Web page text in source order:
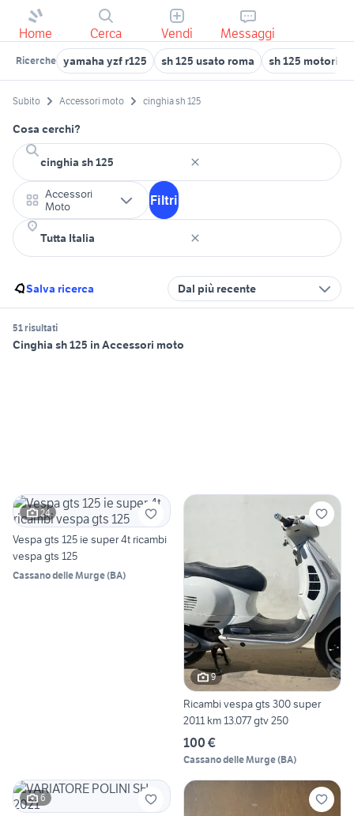
Home Cerca Vendi Messaggi
Ricerche yamaha yzf r125 sh 125 usato roma sh 125 motori
Subito Accessori moto cinghia sh 125
Cosa cerchi?
Accessori
Moto
Filtri
Salva ricerca Dal più recente
51 risultati
Cinghia sh 125 in Accessori moto
24
Vespa gts 125 ie super 4t ricambi
vespa gts 125
Cassano delle Murge(BA)
9
Ricambi vespa gts 300 super
2011 km 13.077 gtv 250
100 €
Cassano delle Murge(BA)
6